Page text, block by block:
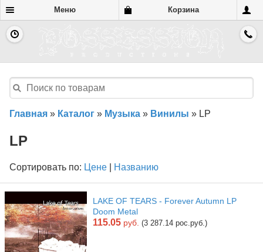
Меню Корзина
Главная » Каталог » Музыка » Винилы » LP
LP
Сортировать по: Цене Названию
LAKE OF TEARS - Forever Autumn LP
Doom Metal
115.05 руб. (3 287.14 рос.руб.)